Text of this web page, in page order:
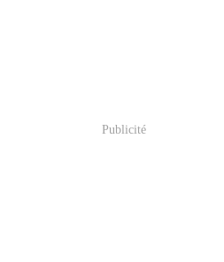
Publicité